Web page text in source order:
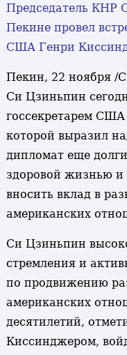
Председатель КНР
Пекине провел
США Генри
Пекин, 22 ноября /
Си Цзиньпин
госсекретарем
которой выразил
дипломат еще
здоровой жизнью и
вносить вклад в
американских
Си Цзиньпин
стремления и
по продвижению
американских
десятилетий,
Киссинджером,